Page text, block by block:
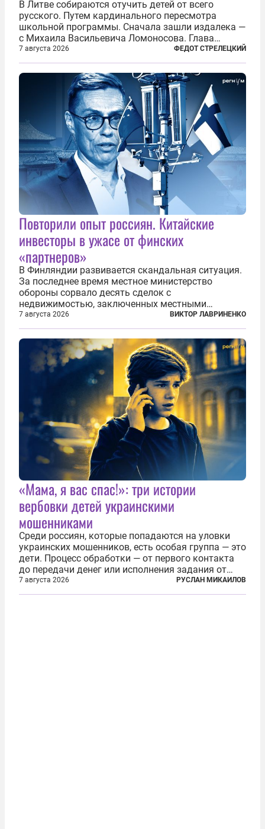
В Литве собираются отучить детей от всего
русского. Путем кардинального пересмотра
школьной программы. Сначала зашли издалека —
с Михаила Васильевича Ломоносова. Глава
правительства Литвы Миндаугас Синкявичюс
предложил исключить его тексты из программ
общего образования. Мотивировал он это тем,
7 августа 2026 ФЕДОТ СТРЕЛЕЦКИЙ
Повторили опыт россиян. Китайские
инвесторы в ужасе от финских
«партнеров»
В Финляндии развивается скандальная ситуация.
За последнее время местное министерство
обороны сорвало десять сделок с
недвижимостью, заключенных местными
фирмами с китайским капиталом. Чиновники
заявили, что они могли заключаться с целью
создания в Финляндии шпионской сети, чтобы
следить за...
7 августа 2026 ВИКТОР ЛАВРИНЕНКО
«Мама, я вас спас!»: три истории
вербовки детей украинскими
мошенниками
Среди россиян, которые попадаются на уловки
украинских мошенников, есть особая группа — это
дети. Процесс обработки — от первого контакта
до передачи денег или исполнения задания от
кураторов может занять от двух часов до
нескольких месяцев. Детей превращают в
7 августа 2026 РУСЛАН МИКАИЛОВ